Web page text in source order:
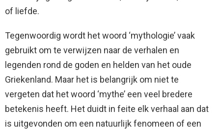
of liefde.
Tegenwoordig wordt het woord ‘mythologie’ vaak
gebruikt om te verwijzen naar de verhalen en
legenden rond de goden en helden van het oude
Griekenland. Maar het is belangrijk om niet te
vergeten dat het woord ‘mythe’ een veel bredere
betekenis heeft. Het duidt in feite elk verhaal aan dat
is uitgevonden om een ​​natuurlijk fenomeen of een